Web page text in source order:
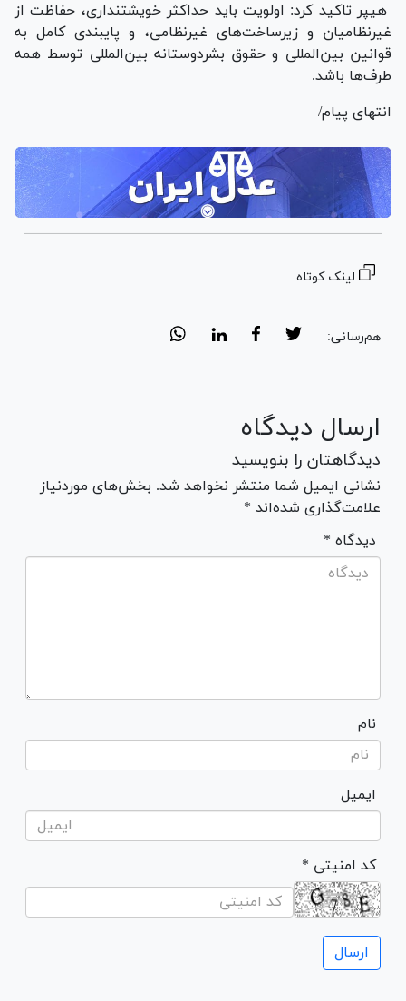
هیپر تاکید کرد: اولویت باید حداکثر خویشتنداری، حفاظت از
غیرنظامیان و زیرساخت‌های غیرنظامی، و پایبندی کامل به
قوانین بین‌المللی و حقوق بشردوستانه بین‌المللی توسط همه
طرف‌ها باشد.
انتهای پیام/
لینک کوتاه
هم‌رسانی:
ارسال دیدگاه
دیدگاهتان را بنویسید
نشانی ایمیل شما منتشر نخواهد شد. بخش‌های موردنیاز
علامت‌گذاری شده‌اند *
* دیدگاه
نام
ایمیل
* کد امنیتی